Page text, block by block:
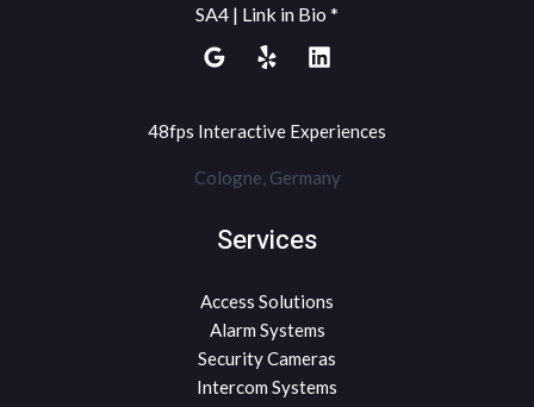
SA4 | Link in Bio *
48fps Interactive Experiences
Cologne, Germany
Services
Access Solutions
Alarm Systems
Security Cameras
Intercom Systems